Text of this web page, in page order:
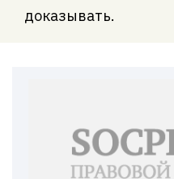
доказывать.